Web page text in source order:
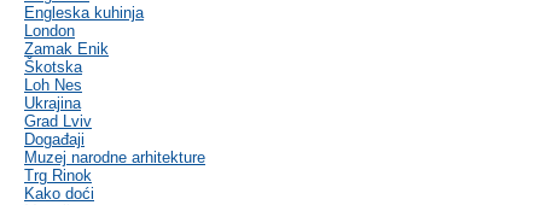
Engleska kuhinja
London
Zamak Enik
Škotska
Loh Nes
Ukrajina
Grad Lviv
Događaji
Muzej narodne arhitekture
Trg Rinok
Kako doći